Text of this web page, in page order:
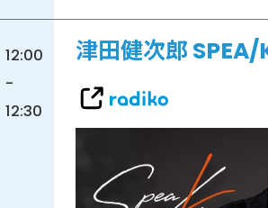
12:00
-
12:30
津田健次郎